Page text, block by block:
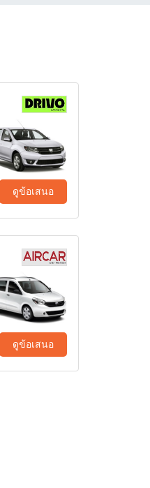
ดูข้อเสนอ
ดูข้อเสนอ